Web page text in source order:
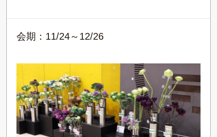
会期：11/24～12/26